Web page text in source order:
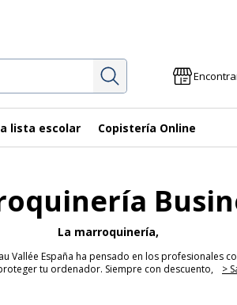
Investigación
lista escolar Copistería Online
La marroquinería,
Vallée España ha pensado en los profesionales
tu ordenador. Siempre con descuento,
>